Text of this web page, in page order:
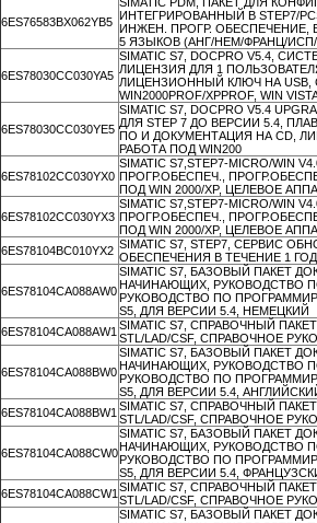
6ES76583BX062YB5 ИНТЕГРИРОВАННЫЙ В STEP7/
ИНЖЕН. ПРОГР. ОБЕСПЕЧЕНИЕ,
5 ЯЗЫКОВ (АНГ/НЕМ/ФРАНЦ/
6ES78030CC030YA5
SIMATIC S7, DOCPRO V5.4,
ЛИЦЕНЗИЯ ДЛЯ 1
ЛИЦЕНЗИОННЫЙ КЛЮЧ НА USB,
WIN2000PROF/XPPROF, WIN
6ES78030CC030YE5
SIMATIC S7, DOCPRO V5.4
ДЛЯ STEP 7 ДО ВЕРСИИ 5.4,
ПО И ДОКУМЕНТАЦИЯ НА CD,
РАБОТА ПОД WIN200
6ES78102CC030YX0
SIMATIC S7,STEP7-MICRO/
ПРОГР.ОБЕСПЕЧ.,
ПОД WIN 2000/XP, ЦЕЛЕВОЕ
6ES78102CC030YX3
SIMATIC S7,STEP7-MICRO/
ПРОГР.ОБЕСПЕЧ.,
ПОД WIN 2000/XP, ЦЕЛЕВОЕ
6ES78104BC010YX2 SIMATIC S7, STEP7, СЕРВИС
ОБЕСПЕЧЕНИЯ В ТЕЧЕНИЕ 1
6ES78104CA088AW0
SIMATIC S7, БАЗОВЫЙ ПАКЕТ
НАЧИНАЮЩИХ, РУКОВОДСТВО
РУКОВОДСТВО ПО
S5, ДЛЯ ВЕРСИИ 5.4, НЕМЕЦКИЙ
6ES78104CA088AW1 SIMATIC S7, СПРАВОЧНЫЙ
STL/LAD/CSF, СПРАВОЧНОЕ
6ES78104CA088BW0
SIMATIC S7, БАЗОВЫЙ ПАКЕТ
НАЧИНАЮЩИХ, РУКОВОДСТВО
РУКОВОДСТВО ПО
S5, ДЛЯ ВЕРСИИ 5.4,
6ES78104CA088BW1 SIMATIC S7, СПРАВОЧНЫЙ
STL/LAD/CSF, СПРАВОЧНОЕ
6ES78104CA088CW0
SIMATIC S7, БАЗОВЫЙ ПАКЕТ
НАЧИНАЮЩИХ, РУКОВОДСТВО
РУКОВОДСТВО ПО
S5, ДЛЯ ВЕРСИИ 5.4,
6ES78104CA088CW1 SIMATIC S7, СПРАВОЧНЫЙ
STL/LAD/CSF, СПРАВОЧНОЕ
SIMATIC S7, БАЗОВЫЙ ПАКЕТ